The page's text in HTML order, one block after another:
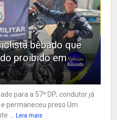
bêbado que
proibido em
para a 57ª DP; condutor já
permaneceu preso Um
...
Leia mais